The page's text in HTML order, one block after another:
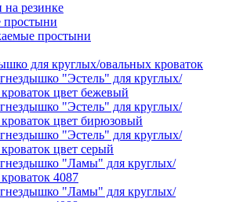
резинке
простыни
простыни
для круглых/овальных кроваток
"Эстель" для круглых/
цвет бежевый
"Эстель" для круглых/
цвет бирюзовый
"Эстель" для круглых/
цвет серый
"Ламы" для круглых/
4087
"Ламы" для круглых/